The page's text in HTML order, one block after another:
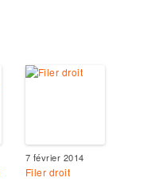
7 février 2014
Filer droit